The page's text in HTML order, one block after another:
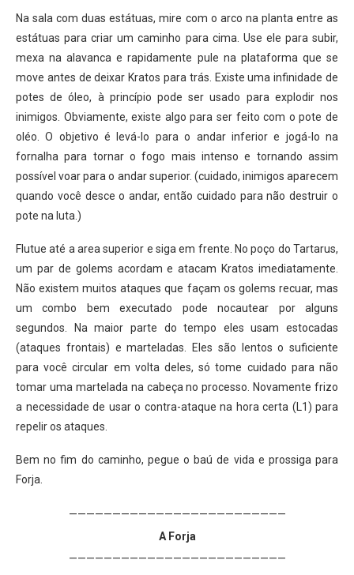
Na sala com duas estátuas, mire com o arco na planta entre as
estátuas para criar um caminho para cima. Use ele para subir,
mexa na alavanca e rapidamente pule na plataforma que se
move antes de deixar Kratos para trás. Existe uma infinidade de
potes de óleo, à princípio pode ser usado para explodir nos
inimigos. Obviamente, existe algo para ser feito com o pote de
oléo. O objetivo é levá-lo para o andar inferior e jogá-lo na
fornalha para tornar o fogo mais intenso e tornando assim
possível voar para o andar superior. (cuidado, inimigos aparecem
quando você desce o andar, então cuidado para não destruir o
pote na luta.)
Flutue até a area superior e siga em frente. No poço do Tartarus,
um par de golems acordam e atacam Kratos imediatamente.
Não existem muitos ataques que façam os golems recuar, mas
um combo bem executado pode nocautear por alguns
segundos. Na maior parte do tempo eles usam estocadas
(ataques frontais) e marteladas. Eles são lentos o suficiente
para você circular em volta deles, só tome cuidado para não
tomar uma martelada na cabeça no processo. Novamente frizo
a necessidade de usar o contra-ataque na hora certa (L1) para
repelir os ataques.
Bem no fim do caminho, pegue o baú de vida e prossiga para
Forja.
—————————————————————————
A Forja
—————————————————————————